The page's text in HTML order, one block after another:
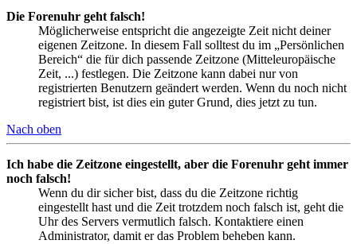
Die Forenuhr geht falsch!
Möglicherweise entspricht die angezeigte Zeit nicht deiner
eigenen Zeitzone. In diesem Fall solltest du im „Persönlichen
Bereich“ die für dich passende Zeitzone (Mitteleuropäische
Zeit, ...) festlegen. Die Zeitzone kann dabei nur von
registrierten Benutzern geändert werden. Wenn du noch nicht
registriert bist, ist dies ein guter Grund, dies jetzt zu tun.
Nach oben
Ich habe die Zeitzone eingestellt, aber die Forenuhr geht immer
noch falsch!
Wenn du dir sicher bist, dass du die Zeitzone richtig
eingestellt hast und die Zeit trotzdem noch falsch ist, geht die
Uhr des Servers vermutlich falsch. Kontaktiere einen
Administrator, damit er das Problem beheben kann.